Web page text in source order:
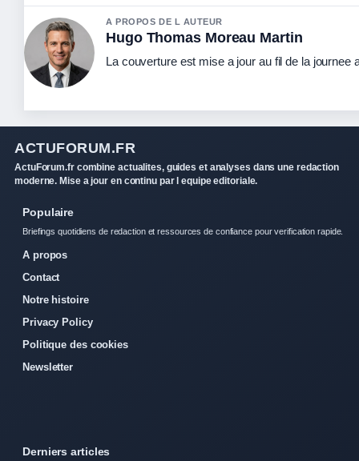
A PROPOS DE L AUTEUR
Hugo Thomas Moreau Martin
La couverture est mise a jour au fil de la
ACTUFORUM.FR
ActuForum.fr combine actualites, guides et analyses dans une redaction
moderne. Mise a jour en continu par l equipe editoriale.
Populaire
Briefings quotidiens de redaction et ressources de confiance pour verification rapide.
A propos
Contact
Notre histoire
Privacy Policy
Politique des cookies
Newsletter
Derniers articles